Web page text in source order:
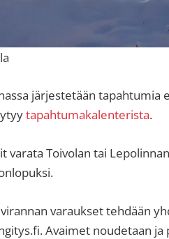
järjestetään
tapahtumakalenterista.
varata Toivolan tai
varaukset tehdään
Avaimet noudetaan